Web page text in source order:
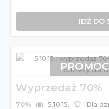
IDŹ DO
Wyprzedaż 70%
70% 5.10.15. Dla